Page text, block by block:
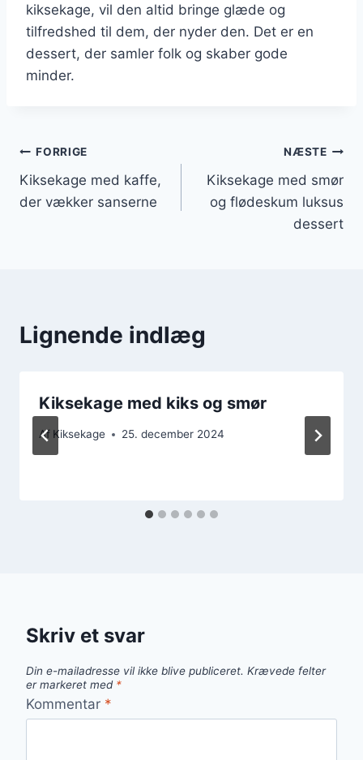
kiksekage, vil den altid bringe glæde og
tilfredshed til dem, der nyder den. Det er en
dessert, der samler folk og skaber gode
minder.
Indlægsnavigation
FORRIGE
Kiksekage med kaffe,
der vækker sanserne
NÆSTE
Kiksekage med smør
og flødeskum luksus
dessert
Lignende indlæg
Kiksekage med kiks og smør
Af Kiksekage 25. december 2024
Skriv et svar
Din e-mailadresse vil ikke blive publiceret. Krævede felter
er markeret med *
Kommentar *